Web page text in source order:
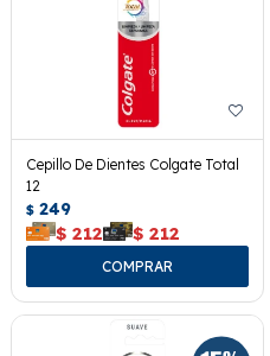
Cepillo De Dientes Colgate Total
12
$ 249
$ 212 $ 212